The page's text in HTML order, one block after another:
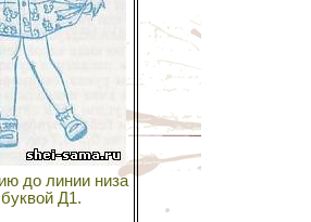
до линии низа
Д1.